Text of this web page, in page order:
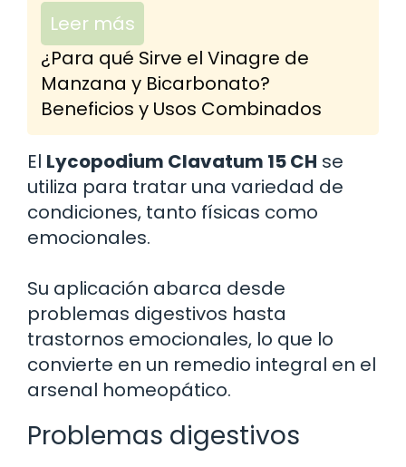
Leer más
¿Para qué Sirve el Vinagre de
Manzana y Bicarbonato?
Beneficios y Usos Combinados
El Lycopodium Clavatum 15 CH se
utiliza para tratar una variedad de
condiciones, tanto físicas como
emocionales.
Su aplicación abarca desde
problemas digestivos hasta
trastornos emocionales, lo que lo
convierte en un remedio integral en el
arsenal homeopático.
Problemas digestivos